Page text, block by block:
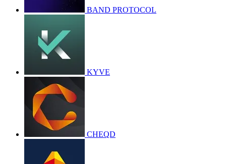
BAND PROTOCOL
KYVE
CHEQD